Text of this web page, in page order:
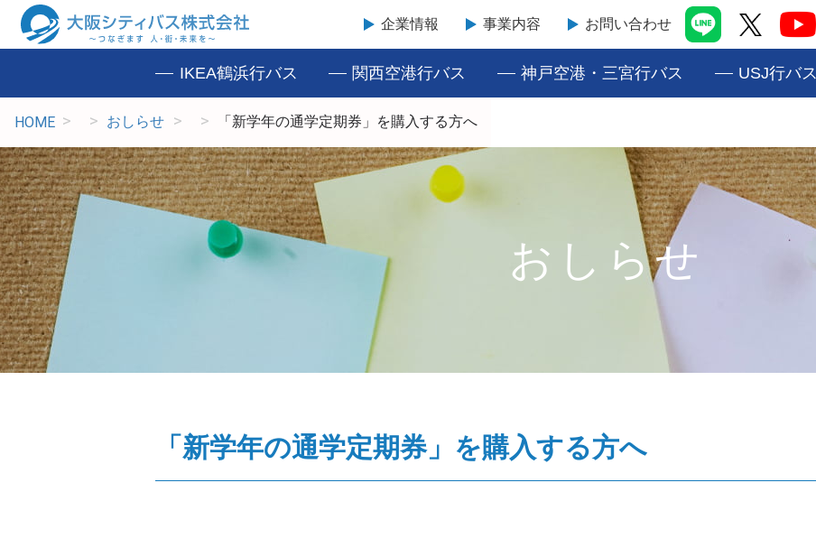
企業情報 事業内容 お問い合わせ
IKEA鶴浜行バス 関西空港行バス 神戸空港・三宮行バス USJ行バス
HOME おしらせ 「新学年の通学定期券」を購入する方へ
おしらせ
「新学年の通学定期券」を購入する方へ